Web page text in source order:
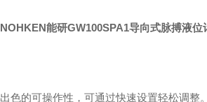
NOHKEN能研GW100SPA1导向式脉搏液位
出色的可操作性，可通过快速设置轻松调整。